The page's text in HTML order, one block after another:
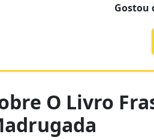
Gostou
O Livro